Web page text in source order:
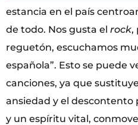
estancia en el país
de todo. Nos gusta el rock,
reguetón, escuchamos
española”. Esto se puede
canciones, ya que
ansiedad y el
y un espíritu vital,